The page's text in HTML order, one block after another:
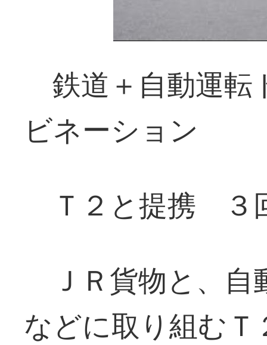
鉄道＋自動運転
ビネーション
Ｔ２と提携 ３
ＪＲ貨物と、自
などに取り組む